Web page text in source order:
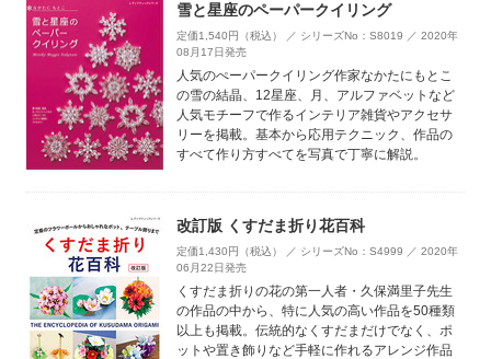
雪と星座のペーパークイリング
定価1,540円（税込） ／ シリーズNo：S8019 ／ 2020年
08月17日発売
人気のぺーパークイリング作家なかたにもとこ
の雪の結晶、12星座、月、アルファベットなど
人気モチーフで作るインテリア雑貨やアクセサ
リーを掲載。基本から応用テクニック、作品の
すべて作り方すべてを写真で丁寧に解説。
改訂版 くすだま折り花百科
定価1,430円（税込） ／ シリーズNo：S4999 ／ 2020年
06月22日発売
くすだま折りの花の第一人者・久保満里子先生
の作品の中から、特に人気の高い作品を50種類
以上も掲載。伝統的なくすだまだけでなく、ポ
ットや置き飾りなど手軽に作れるアレンジ作品